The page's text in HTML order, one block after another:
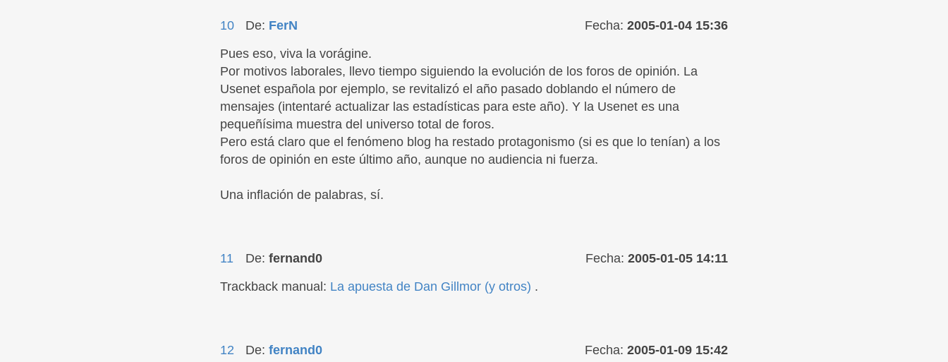
10 De: FerN Fecha: 2005-01-04 15:36
Pues eso, viva la vorágine.
Por motivos laborales, llevo tiempo siguiendo la evolución de los foros de opinión. La
Usenet española por ejemplo, se revitalizó el año pasado doblando el número de
mensajes (intentaré actualizar las estadísticas para este año). Y la Usenet es una
pequeñísima muestra del universo total de foros.
Pero está claro que el fenómeno blog ha restado protagonismo (si es que lo tenían) a los
foros de opinión en este último año, aunque no audiencia ni fuerza.
Una inflación de palabras, sí.
11 De: fernand0 Fecha: 2005-01-05 14:11
Trackback manual: La apuesta de Dan Gillmor (y otros) .
12 De: fernand0 Fecha: 2005-01-09 15:42